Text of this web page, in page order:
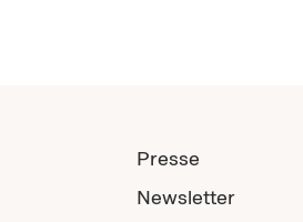
Presse
Newsletter